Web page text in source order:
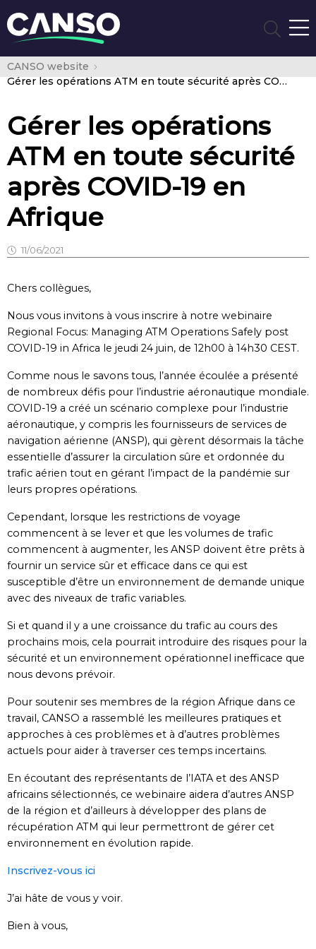
CANSO website
Gérer les opérations ATM en toute sécurité après COVID-19 en Afrique
Gérer les opérations
ATM en toute sécurité
après COVID-19 en
Afrique
11/06/2021
Chers collègues,
Nous vous invitons à vous inscrire à notre webinaire
Regional Focus: Managing ATM Operations Safely post
COVID-19 in Africa le jeudi 24 juin, de 12h00 à 14h30 CEST.
Comme nous le savons tous, l’année écoulée a présenté
de nombreux défis pour l’industrie aéronautique mondiale.
COVID-19 a créé un scénario complexe pour l’industrie
aéronautique, y compris les fournisseurs de services de
navigation aérienne (ANSP), qui gèrent désormais la tâche
essentielle d’assurer la circulation sûre et ordonnée du
trafic aérien tout en gérant l’impact de la pandémie sur
leurs propres opérations.
Cependant, lorsque les restrictions de voyage
commencent à se lever et que les volumes de trafic
commencent à augmenter, les ANSP doivent être prêts à
fournir un service sûr et efficace dans ce qui est
susceptible d’être un environnement de demande unique
avec des niveaux de trafic variables.
Si et quand il y a une croissance du trafic au cours des
prochains mois, cela pourrait introduire des risques pour la
sécurité et un environnement opérationnel inefficace que
nous devons prévoir.
Pour soutenir ses membres de la région Afrique dans ce
travail, CANSO a rassemblé les meilleures pratiques et
approches à ces problèmes et à d’autres problèmes
actuels pour aider à traverser ces temps incertains.
En écoutant des représentants de l’IATA et des ANSP
africains sélectionnés, ce webinaire aidera d’autres ANSP
de la région et d’ailleurs à développer des plans de
récupération ATM qui leur permettront de gérer cet
environnement en évolution rapide.
Inscrivez-vous ici
J’ai hâte de vous y voir.
Bien à vous,